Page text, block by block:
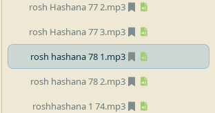
rosh Hashana 77 2.mp3
rosh Hashana 77 3.mp3
rosh hashana 78 1.mp3
rosh hashana 78 2.mp3
roshhashana 1 74.mp3